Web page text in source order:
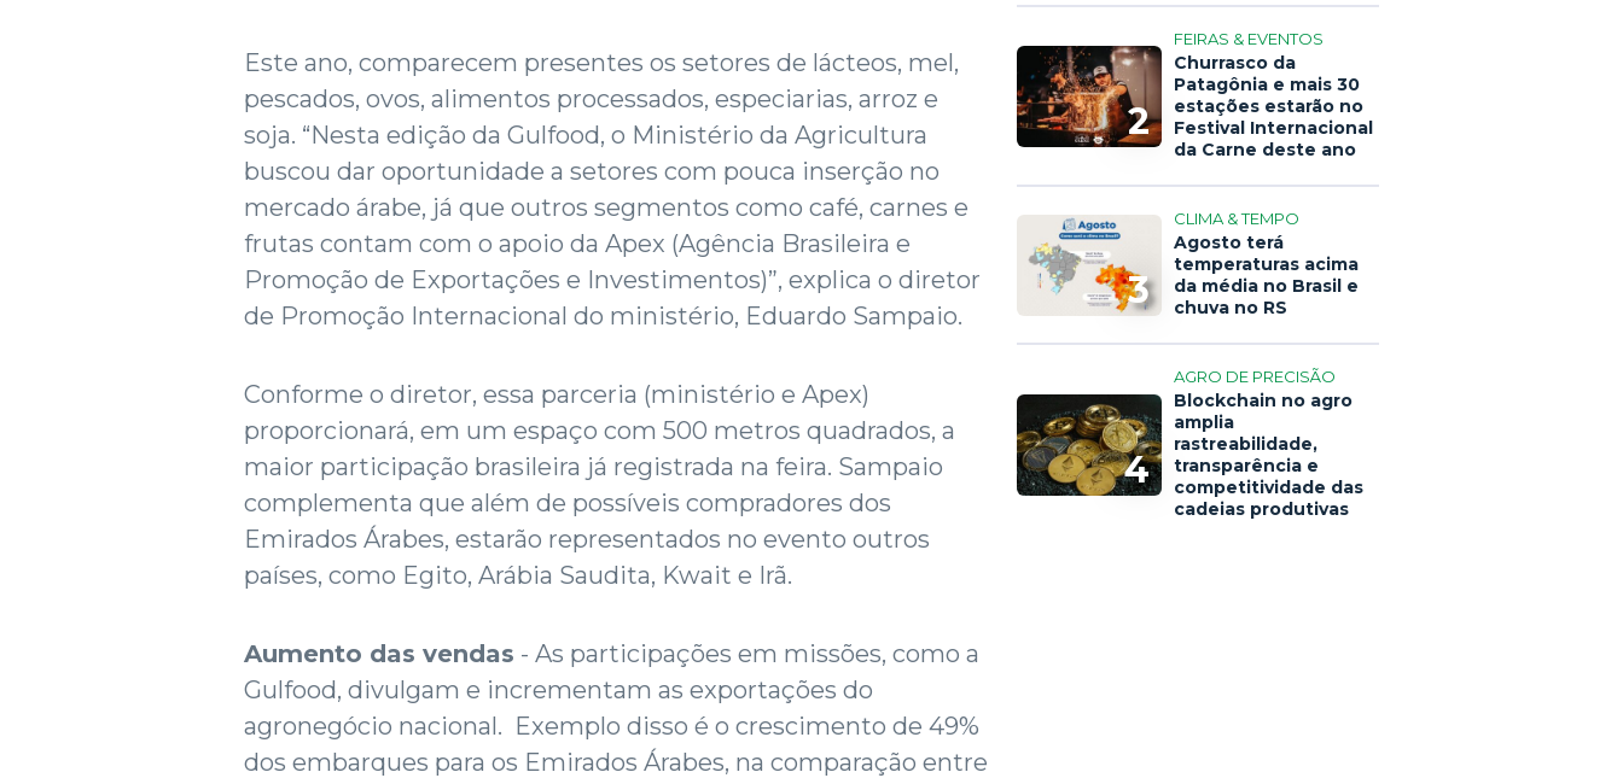
Este ano, comparecem presentes os setores de lácteos, mel,
pescados, ovos, alimentos processados, especiarias, arroz e
soja. “Nesta edição da Gulfood, o Ministério da Agricultura
buscou dar oportunidade a setores com pouca inserção no
mercado árabe, já que outros segmentos como café, carnes e
frutas contam com o apoio da Apex (Agência Brasileira e
Promoção de Exportações e Investimentos)”, explica o diretor
de Promoção Internacional do ministério, Eduardo Sampaio.
Conforme o diretor, essa parceria (ministério e Apex)
proporcionará, em um espaço com 500 metros quadrados, a
maior participação brasileira já registrada na feira. Sampaio
complementa que além de possíveis compradores dos
Emirados Árabes, estarão representados no evento outros
países, como Egito, Arábia Saudita, Kwait e Irã.
Aumento das vendas - As participações em missões, como a
Gulfood, divulgam e incrementam as exportações do
agronegócio nacional. Exemplo disso é o crescimento de 49%
dos embarques para os Emirados Árabes, na comparação entre
2
FEIRAS & EVENTOS
Churrasco da
Patagônia e mais 30
estações estarão no
Festival Internacional
da Carne deste ano
3
CLIMA & TEMPO
Agosto terá
temperaturas acima
da média no Brasil e
chuva no RS
4
AGRO DE PRECISÃO
Blockchain no agro
amplia
rastreabilidade,
transparência e
competitividade das
cadeias produtivas